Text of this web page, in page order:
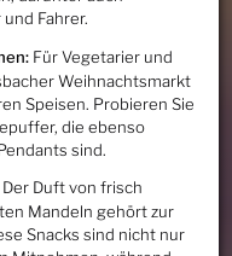
Fahrer.
Für Vegetarier und
Weihnachtsmarkt
Speisen. Probieren Sie
die ebenso
sind.
Duft von frisch
Mandeln gehört zur
Snacks sind nicht nur